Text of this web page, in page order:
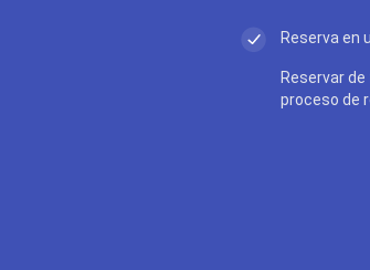
Reserva en
Reservar
proceso de